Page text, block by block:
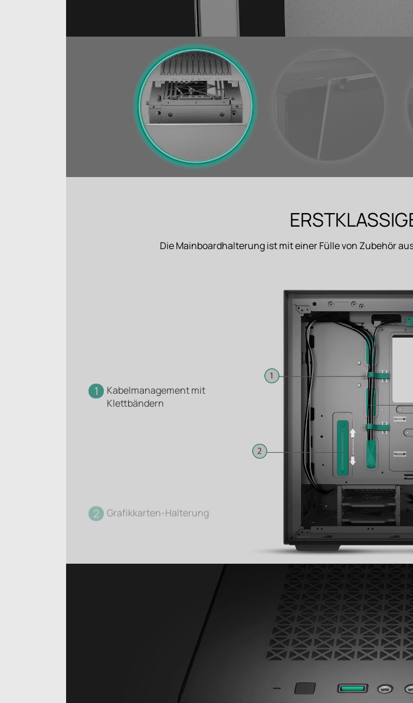
Die Mainboardhalterung ist mit einer Fülle von Zubehör
1
Klettbändern
2